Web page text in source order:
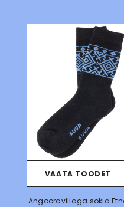
VAATA TOODET
Angooravillaga sokid Etno